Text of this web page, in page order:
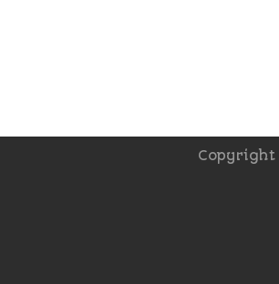
Copyright